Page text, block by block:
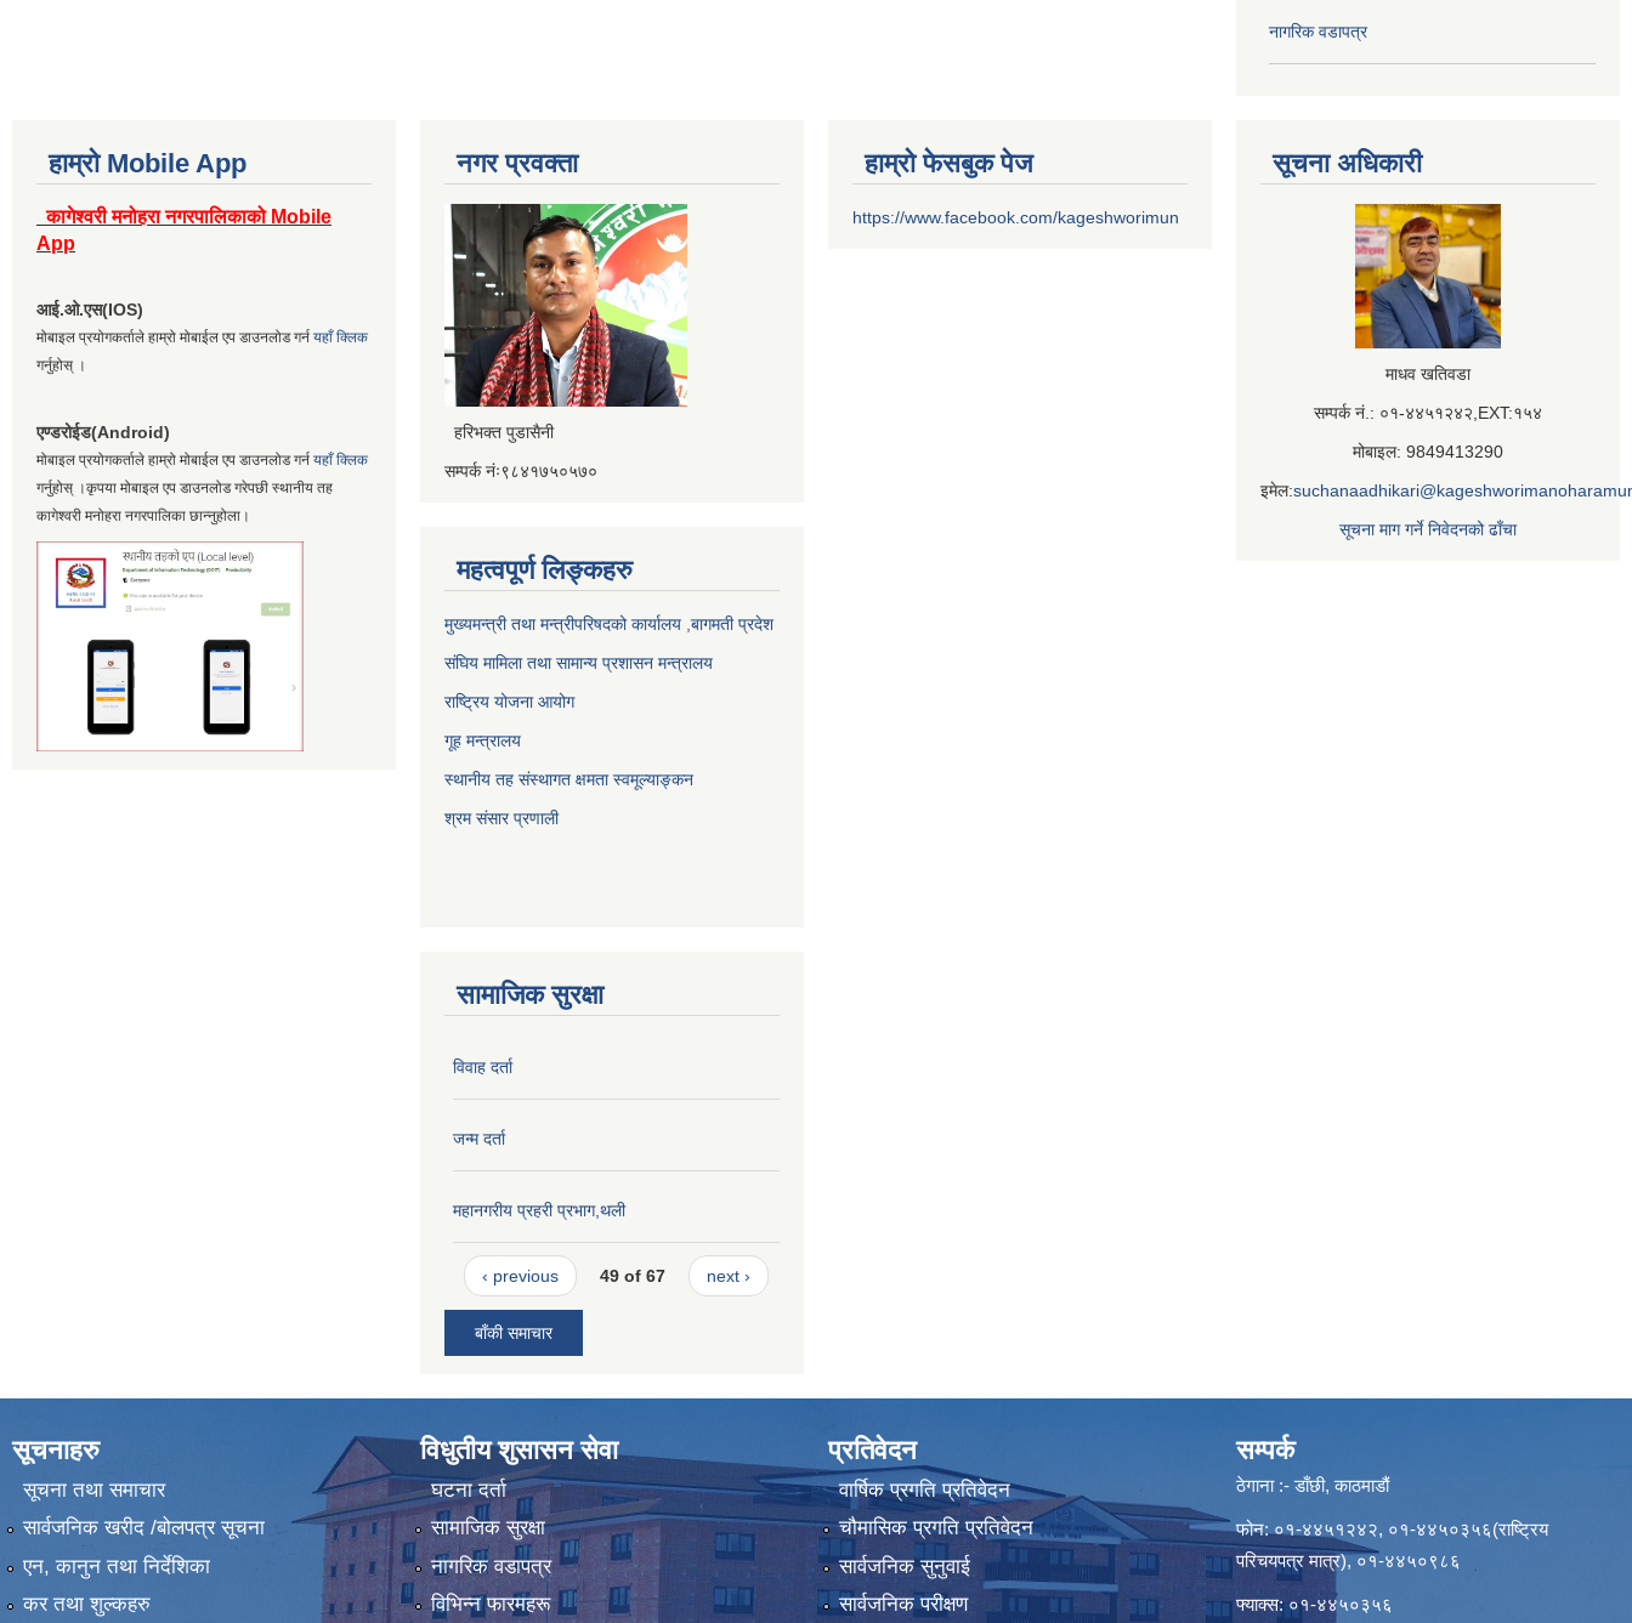
नागरिक वडापत्र
हाम्रो Mobile App
कागेश्वरी मनोहरा नगरपालिकाको Mobile
App
आई.ओ.एस(IOS)
मोबाइल प्रयोगकर्ताले हाम्रो मोबाईल एप डाउनलोड गर्न यहाँ क्लिक
गर्नुहोस् ।
एण्डरोईड(Android)
मोबाइल प्रयोगकर्ताले हाम्रो मोबाईल एप डाउनलोड गर्न यहाँ क्लिक
गर्नुहोस् ।कृपया मोबाइल एप डाउनलोड गरेपछी स्थानीय तह
कागेश्वरी मनोहरा नगरपालिका छान्नुहोला।
नगर प्रवक्ता
हरिभक्त पुडासैनी
सम्पर्क नंः९८४१७५०५७०
महत्वपूर्ण लिङ्कहरु
मुख्यमन्त्री तथा मन्त्रीपरिषदको कार्यालय ,बागमती प्रदेश
संघिय मामिला तथा सामान्य प्रशासन मन्त्रालय
राष्ट्रिय योजना आयोग
गूह मन्त्रालय
स्थानीय तह संस्थागत क्षमता स्वमूल्याङ्कन
श्रम संसार प्रणाली
सामाजिक सुरक्षा
विवाह दर्ता
जन्म दर्ता
महानगरीय प्रहरी प्रभाग,थली
‹ previous 49 of 67 next ›
बाँकी समाचार
हाम्रो फेसबुक पेज
https://www.facebook.com/kageshworimun
सूचना अधिकारी
माधव खतिवडा
सम्पर्क नं.: ०१-४४५१२४२,EXT:१५४
मोबाइल: 9849413290
इमेल:
सूचना माग गर्ने निवेदनको ढाँचा
सूचनाहरु
सूचना तथा समाचार
सार्वजनिक खरीद /बोलपत्र सूचना
एन, कानुन तथा निर्देशिका
कर तथा शुल्कहरु
विधुतीय शुसासन सेवा
घटना दर्ता
सामाजिक सुरक्षा
नागरिक वडापत्र
विभिन्न फारमहरू
प्रतिवेदन
वार्षिक प्रगति प्रतिवेदन
चौमासिक प्रगति प्रतिवेदन
सार्वजनिक सुनुवाई
सार्वजनिक परीक्षण
सम्पर्क
ठेगाना :- डाँछी, काठमाडौं
फोन: ०१-४४५१२४२, ०१-४४५०३५६(राष्ट्रिय
परिचयपत्र मात्र), ०१-४४५०९८६
फ्याक्स: ०१-४४५०३५६